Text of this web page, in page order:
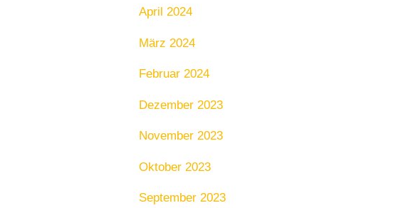
April 2024
März 2024
Februar 2024
Dezember 2023
November 2023
Oktober 2023
September 2023